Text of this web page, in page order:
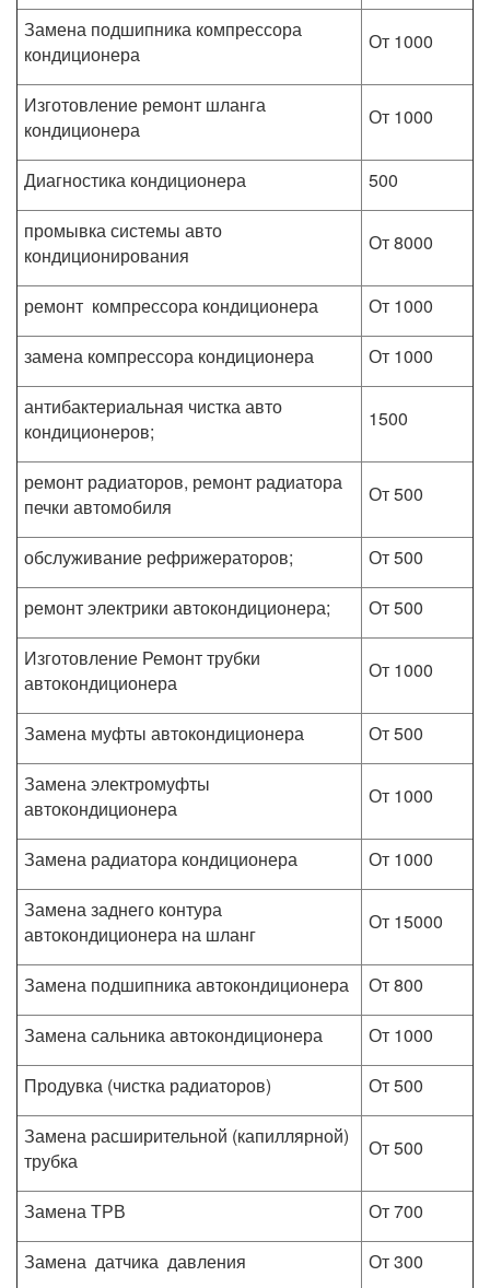
Замена подшипника компрессора
кондиционера
От 1000
Изготовление ремонт шланга
кондиционера
От 1000
Диагностика кондиционера
500
промывка системы авто
кондиционирования
От 8000
ремонт компрессора кондиционера
От 1000
замена компрессора кондиционера
От 1000
антибактериальная чистка авто
кондиционеров;
1500
ремонт радиаторов, ремонт радиатора
печки автомобиля
От 500
обслуживание рефрижераторов;
От 500
ремонт электрики автокондиционера;
От 500
Изготовление Ремонт трубки
автокондиционера
От 1000
Замена муфты автокондиционера
От 500
Замена электромуфты
автокондиционера
От 1000
Замена радиатора кондиционера
От 1000
Замена заднего контура
автокондиционера на шланг
От 15000
Замена подшипника автокондиционера
От 800
Замена сальника автокондиционера
От 1000
Продувка (чистка радиаторов)
От 500
Замена расширительной (капиллярной)
трубка
От 500
Замена ТРВ
От 700
Замена датчика давления
От 300